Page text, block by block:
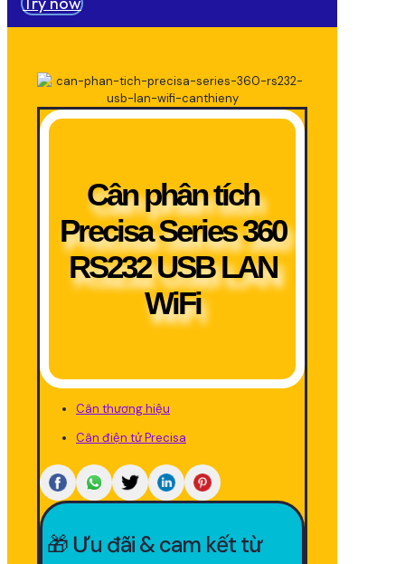
Cân phân tích
Precisa Series 360
RS232 USB LAN
WiFi
Cân thương hiệu
Cân điện tử Precisa
🎁 Ưu đãi & cam kết từ